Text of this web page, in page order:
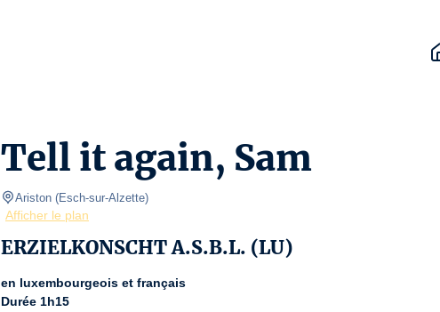
Tell it again, Sam
Ariston (Esch-sur-Alzette)
Afficher le plan
ERZIELKONSCHT A.S.B.L. (LU)
en luxembourgeois et français
Durée 1h15